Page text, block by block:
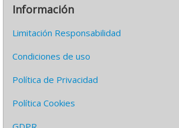
Información
Limitación Responsabilidad
Condiciones de uso
Política de Privacidad
Política Cookies